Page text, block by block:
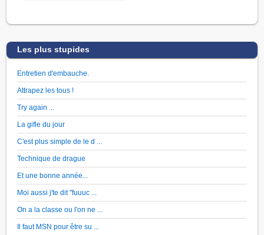
Les plus stupides
Entretien d'embauche.
Attrapez les tous !
Try again ...
La gifle du jour
C'est plus simple de le d ...
Technique de drague
Et une bonne année...
Moi aussi j'te dit "fuuuc ...
On a la classe ou l'on ne ...
Il faut MSN pour être su ...